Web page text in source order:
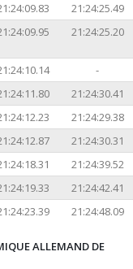
21:24:25.49
21:24:25.20
-
21:24:30.41
21:24:29.38
21:24:30.31
21:24:39.52
21:24:42.41
21:24:48.09
ALLEMAND DE